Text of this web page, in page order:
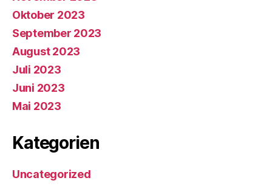
Oktober 2023
September 2023
August 2023
Juli 2023
Juni 2023
Mai 2023
Kategorien
Uncategorized